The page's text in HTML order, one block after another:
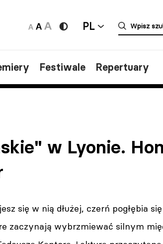
PL
Festiwale Repertuary
w Lyonie.
się w nią dłużej, czerń pogłębia
zaczynają wybrzmiewać silnym